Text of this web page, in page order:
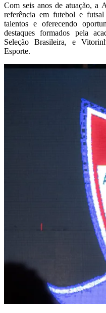
Com seis anos de atuação, a
referência em futebol e
talentos e oferecendo
destaques formados pela
Seleção Brasileira, e
Esporte.